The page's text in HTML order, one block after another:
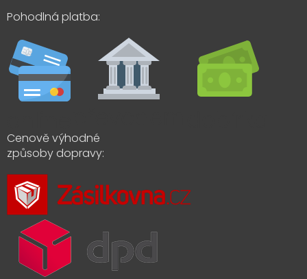
Pohodlná platba:
Cenově výhodné
způsoby dopravy: